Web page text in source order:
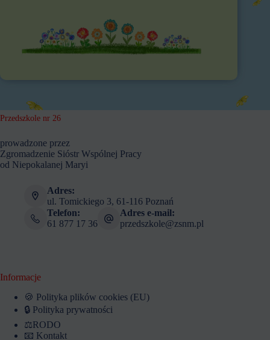
Przedszkole nr 26
prowadzone przez
Zgromadzenie Sióstr Wspólnej Pracy
od Niepokalanej Maryi
Adres:
ul. Tomickiego 3, 61-116 Poznań
Telefon:
61 877 17 36
Adres e-mail:
przedszkole@zsnm.pl
Informacje
🍪 Polityka plików cookies (EU)
🔒 Polityka prywatności
⚖️RODO
📧 Kontakt